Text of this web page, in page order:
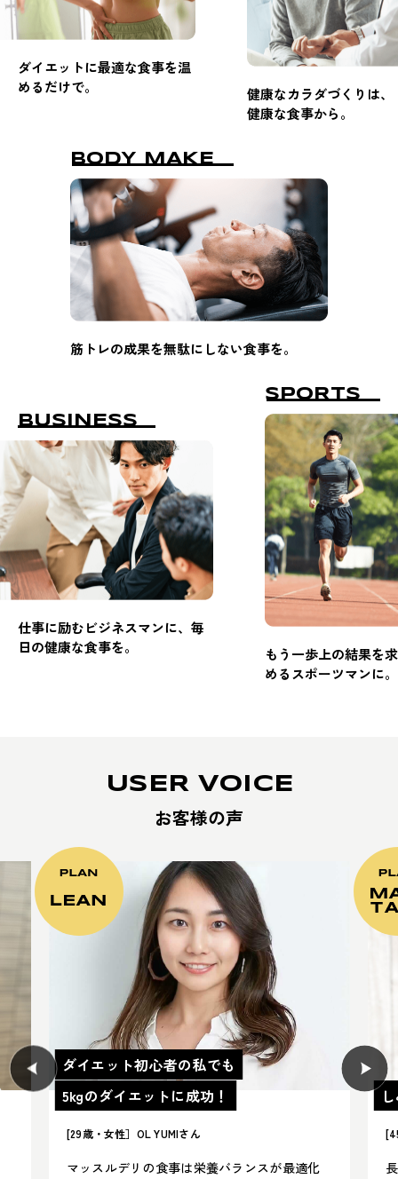
ダイエットに最適な食事を温
めるだけで。
健康なカラダづくりは、
健康な食事から。
BODY MAKE
筋トレの成果を無駄にしない食事を。
BUSINESS
仕事に励むビジネスマンに、毎
日の健康な食事を。
SPORTS
もう一歩上の結果を求
めるスポーツマンに。
USER VOICE
お客様の声
ダイエット初心者の私でも
5kgのダイエットに成功！
[29歳・女性］OL YUMIさん
マッスルデリの食事は栄養バランスが最適化